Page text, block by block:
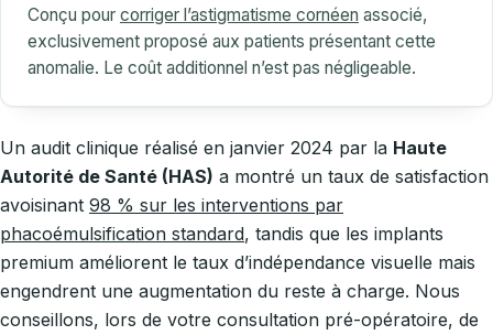
Conçu pour corriger l’astigmatisme cornéen associé,
exclusivement proposé aux patients présentant cette
anomalie. Le coût additionnel n’est pas négligeable.
Un audit clinique réalisé en janvier 2024 par la Haute
Autorité de Santé (HAS) a montré un taux de satisfaction
avoisinant 98 % sur les interventions par
phacoémulsification standard, tandis que les implants
premium améliorent le taux d’indépendance visuelle mais
engendrent une augmentation du reste à charge. Nous
conseillons, lors de votre consultation pré-opératoire, de